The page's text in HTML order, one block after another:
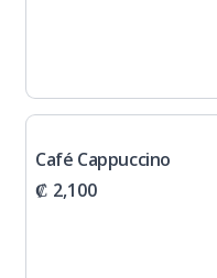
Café Cappuccino
₡ 2,100